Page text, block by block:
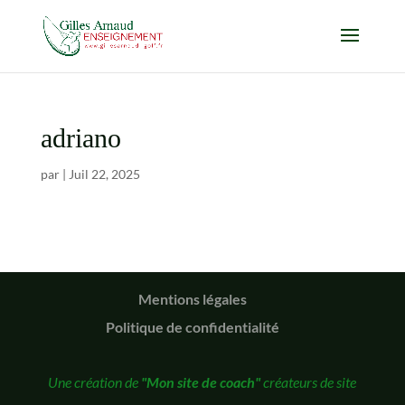
adriano
par | Juil 22, 2025
Mentions légales
Politique de confidentialité
Une création de "Mon site de coach"créateurs de site